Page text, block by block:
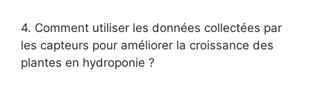
4. Comment utiliser les données collectées par
les capteurs pour améliorer la croissance des
plantes en hydroponie ?